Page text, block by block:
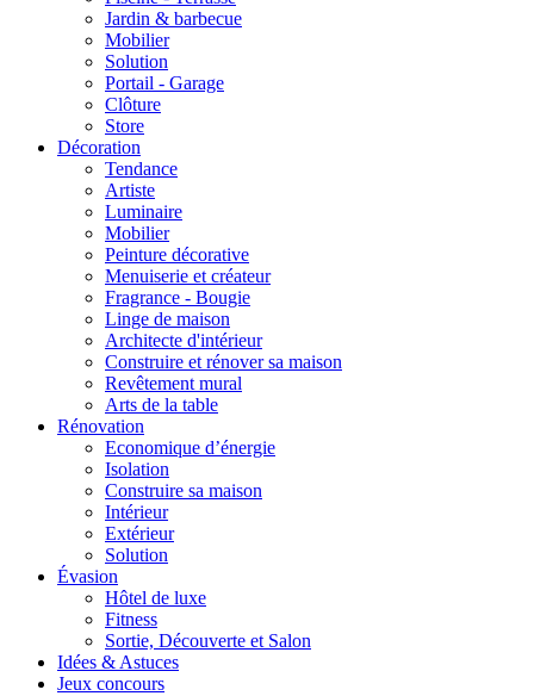
Jardin & barbecue
Mobilier
Solution
Portail - Garage
Clôture
Store
Décoration
Tendance
Artiste
Luminaire
Mobilier
Peinture décorative
Menuiserie et créateur
Fragrance - Bougie
Linge de maison
Architecte d'intérieur
Construire et rénover sa maison
Revêtement mural
Arts de la table
Rénovation
Economique d’énergie
Isolation
Construire sa maison
Intérieur
Extérieur
Solution
Évasion
Hôtel de luxe
Fitness
Sortie, Découverte et Salon
Idées & Astuces
Jeux concours